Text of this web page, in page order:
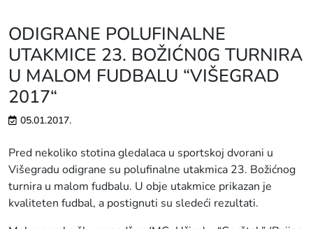
ODIGRANE POLUFINALNE
UTAKMICE 23. BOŽIĆN0G TURNIRA
U MALOM FUDBALU “VIŠEGRAD
2017“
05.01.2017.
Pred nekoliko stotina gledalaca u sportskoj dvorani u
Višegradu odigrane su polufinalne utakmica 23. Božićnog
turnira u malom fudbalu. U obje utakmice prikazan je
kvaliteten fudbal, a postignuti su sledeći rezultati.